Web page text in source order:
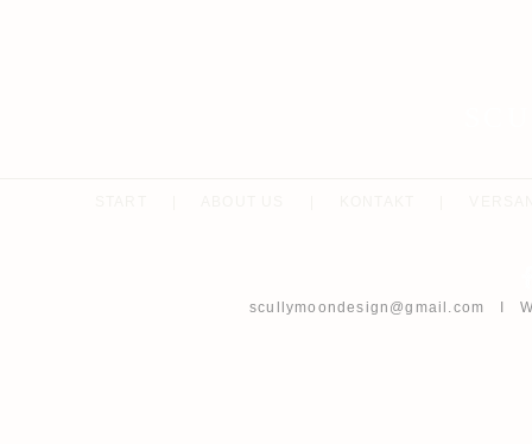
scullymoondesign@gmail.com I